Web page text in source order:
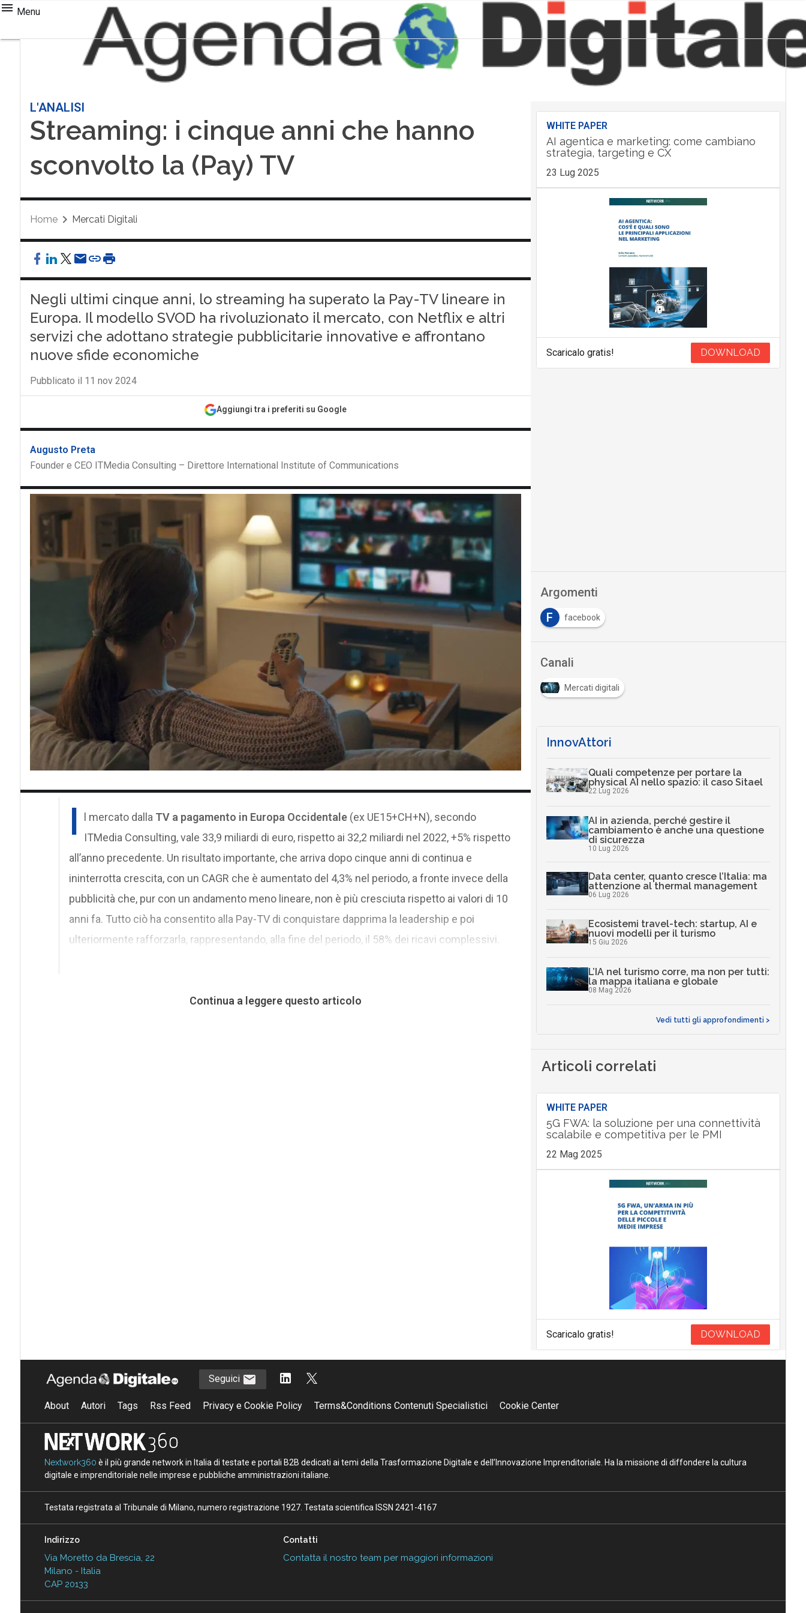
Menu
L'ANALISI
Streaming: i cinque anni che hanno
sconvolto la (Pay) TV
Home Mercati Digitali
Negli ultimi cinque anni, lo streaming ha superato la Pay-TV lineare in
Europa. Il modello SVOD ha rivoluzionato il mercato, con Netflix e altri
servizi che adottano strategie pubblicitarie innovative e affrontano
nuove sfide economiche
Pubblicato il 11 nov 2024
Aggiungi tra i preferiti su Google
Augusto Preta
Founder e CEO ITMedia Consulting – Direttore International Institute of Communications
I l mercato dalla TV a pagamento in Europa Occidentale(ex UE15+CH+N), secondo
ITMedia Consulting, vale 33,9 miliardi di euro, rispetto ai 32,2 miliardi nel 2022, +5% rispetto
all’anno precedente. Un risultato importante, che arriva dopo cinque anni di continua e
ininterrotta crescita, con un CAGR che è aumentato del 4,3% nel periodo, a fronte invece della
pubblicità che, pur con un andamento meno lineare, non è più cresciuta rispetto ai valori di 10
anni fa. Tutto ciò ha consentito alla Pay-TV di conquistare dapprima la leadership e poi
ulteriormente rafforzarla, rappresentando, alla fine del periodo, il 58% dei ricavi complessivi.
Continua a leggere questo articolo
WHITE PAPER
AI agentica e marketing: come cambiano
strategia, targeting e CX
23 Lug 2025
Scaricalo gratis! DOWNLOAD
Argomenti
F
facebook
Canali
Mercati digitali
InnovAttori
Quali competenze per portare la
physical AI nello spazio: il caso Sitael
22 Lug 2026
AI in azienda, perché gestire il
cambiamento è anche una questione
di sicurezza
10 Lug 2026
Data center, quanto cresce l’Italia: ma
attenzione al thermal management
06 Lug 2026
Ecosistemi travel-tech: startup, AI e
nuovi modelli per il turismo
15 Giu 2026
L’IA nel turismo corre, ma non per tutti:
la mappa italiana e globale
08 Mag 2026
Vedi tutti gli approfondimenti >
Articoli correlati
WHITE PAPER
5G FWA: la soluzione per una connettività
scalabile e competitiva per le PMI
22 Mag 2025
Scaricalo gratis! DOWNLOAD
Seguici
About Autori Tags Rss Feed Privacy e Cookie Policy Terms&Conditions Contenuti Specialistici Cookie Center
Nextwork360 è il più grande network in Italia di testate e portali B2B dedicati ai temi della Trasformazione Digitale e dell’Innovazione Imprenditoriale. Ha la missione di diffondere la cultura
digitale e imprenditoriale nelle imprese e pubbliche amministrazioni italiane.
Testata registrata al Tribunale di Milano, numero registrazione 1927. Testata scientifica ISSN 2421-4167
Indirizzo
Via Moretto da Brescia, 22
Milano - Italia
CAP 20133
Contatti
Contatta il nostro team per maggiori informazioni